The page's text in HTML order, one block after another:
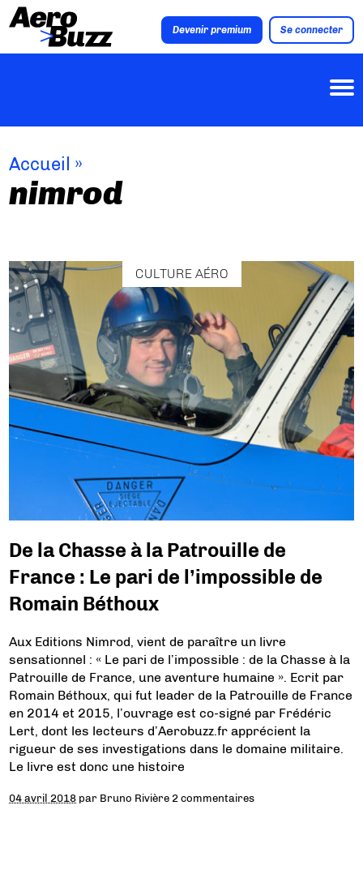
Devenir premium Se connecter
Accueil »
nimrod
CULTURE AÉRO
De la Chasse à la Patrouille de
France : Le pari de l’impossible de
Romain Béthoux
Aux Editions Nimrod, vient de paraître un livre
sensationnel : « Le pari de l’impossible : de la Chasse à la
Patrouille de France, une aventure humaine ». Ecrit par
Romain Béthoux, qui fut leader de la Patrouille de France
en 2014 et 2015, l’ouvrage est co-signé par Frédéric
Lert, dont les lecteurs d’Aerobuzz.fr apprécient la
rigueur de ses investigations dans le domaine militaire.
Le livre est donc une histoire
04 avril 2018 par Bruno Rivière 2 commentaires